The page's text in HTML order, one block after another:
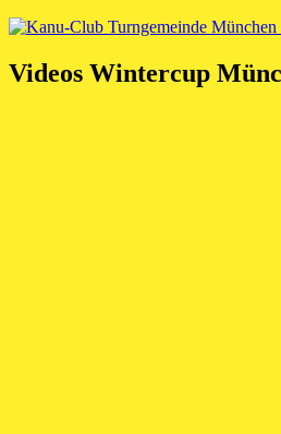
Videos Wintercup